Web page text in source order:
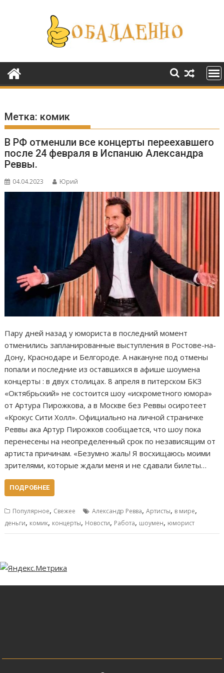
содержимому
Метка: комик
В РФ отменuли все концерты переехавшеrо
после 24 февраля в Испанuю Александра
Реввы.
04.04.2023 Юрий
Пару дней назад у юмориста в последний момент
отменились запланированные выступления в Ростове-на-
Дону, Краснодаре и Белгороде. А накануне под отмены
попали и последние из оставшихся в афише шоумена
концерты : в двух столицах. 8 апреля в питерском БКЗ
«Октябрьский» не состоится шоу «искрометного юмора»
от Артура Пирожкова, а в Москве без Реввы осиротеет
«Крокус Сити Холл». Официально на личной страничке
Реввы ака Артур Пирожков сообщается, что шоу пока
перенесены на неопределенный срок по независящим от
артиста причинам. «Безумно жаль! Я восхищаюсь моими
зрителями, которые ждали меня и не сдавали билеты…
ПОДРОБНЕЕ
Популярное, Свежее Александр Ревва,Артисты, в мире,
деньги, комик, концерты, Новости, Работа, шоумен, юморист